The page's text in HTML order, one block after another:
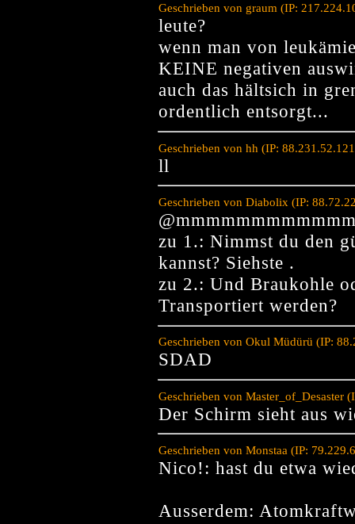
Geschrieben von graum (IP:
leute?
wenn man von
KEINE negativen
auch das hältsich in
ordentlich entsorgt...
Geschrieben von hh (IP:
ll
Geschrieben von Diabolix (IP:
zu 1.: Nimmst du den
kannst? Siehste .
zu 2.: Und Braukohle
Transportiert werden?
Geschrieben von Okul Müdürü (IP:
SDAD
Geschrieben von Master_of_Desaster
Der Schirm sieht aus
Geschrieben von Monstaa (IP:
Nico!: hast du etwa
Ausserdem: